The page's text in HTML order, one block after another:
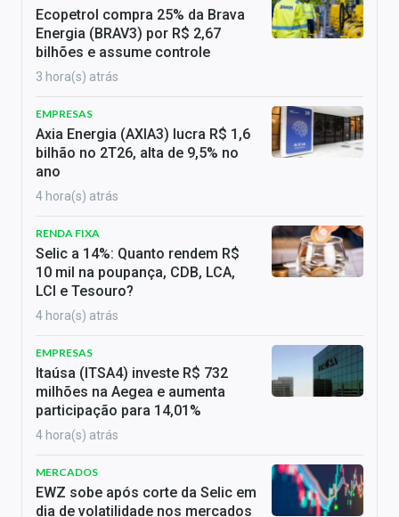
Ecopetrol compra 25% da Brava
Energia (BRAV3) por R$ 2,67
bilhões e assume controle
3 hora(s) atrás
EMPRESAS
Axia Energia (AXIA3) lucra R$ 1,6
bilhão no 2T26, alta de 9,5% no
ano
4 hora(s) atrás
RENDA FIXA
Selic a 14%: Quanto rendem R$
10 mil na poupança, CDB, LCA,
LCI e Tesouro?
4 hora(s) atrás
EMPRESAS
Itaúsa (ITSA4) investe R$ 732
milhões na Aegea e aumenta
participação para 14,01%
4 hora(s) atrás
MERCADOS
EWZ sobe após corte da Selic em
dia de volatilidade nos mercados